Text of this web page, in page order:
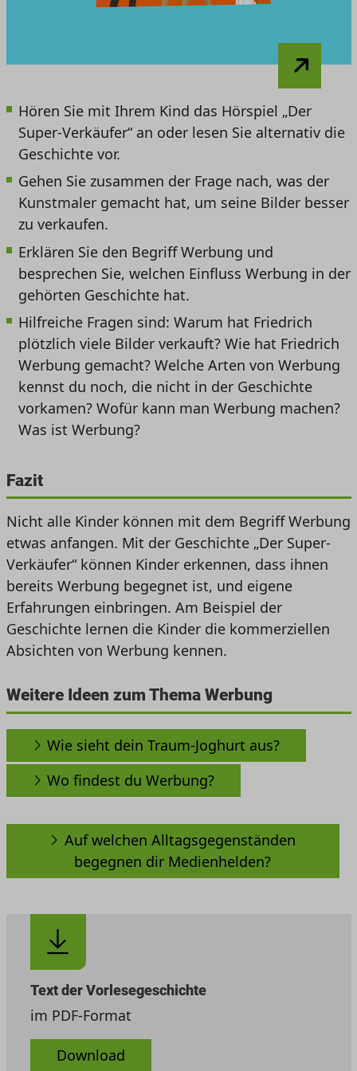
Hören Sie mit Ihrem Kind das Hörspiel „Der
Super-Verkäufer“ an oder lesen Sie alternativ die
Geschichte vor.
Gehen Sie zusammen der Frage nach, was der
Kunstmaler gemacht hat, um seine Bilder besser
zu verkaufen.
Erklären Sie den Begriff Werbung und
besprechen Sie, welchen Einfluss Werbung in der
gehörten Geschichte hat.
Hilfreiche Fragen sind: Warum hat Friedrich
plötzlich viele Bilder verkauft? Wie hat Friedrich
Werbung gemacht? Welche Arten von Werbung
kennst du noch, die nicht in der Geschichte
vorkamen? Wofür kann man Werbung machen?
Was ist Werbung?
Fazit
Nicht alle Kinder können mit dem Begriff Werbung
etwas anfangen. Mit der Geschichte „Der Super-
Verkäufer“ können Kinder erkennen, dass ihnen
bereits Werbung begegnet ist, und eigene
Erfahrungen einbringen. Am Beispiel der
Geschichte lernen die Kinder die kommerziellen
Absichten von Werbung kennen.
Weitere Ideen zum Thema Werbung
Wie sieht dein Traum-Joghurt aus?
Wo findest du Werbung?
Auf welchen Alltagsgegenständen
begegnen dir Medienhelden?
Text der Vorlesegeschichte
im PDF-Format
Download